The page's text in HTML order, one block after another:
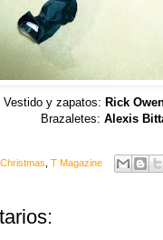
Vestido y zapatos: Rick
Brazaletes: Alexis
Christmas ,T Magazine